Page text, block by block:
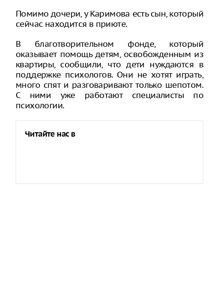
Помимо дочери, у Каримова есть сын, который
сейчас находится в приюте.
В благотворительном фонде, который
оказывает помощь детям, освобожденным из
квартиры, сообщили, что дети нуждаются в
поддержке психологов. Они не хотят играть,
много спят и разговаривают только шепотом.
С ними уже работают специалисты по
психологии.
Читайте нас в